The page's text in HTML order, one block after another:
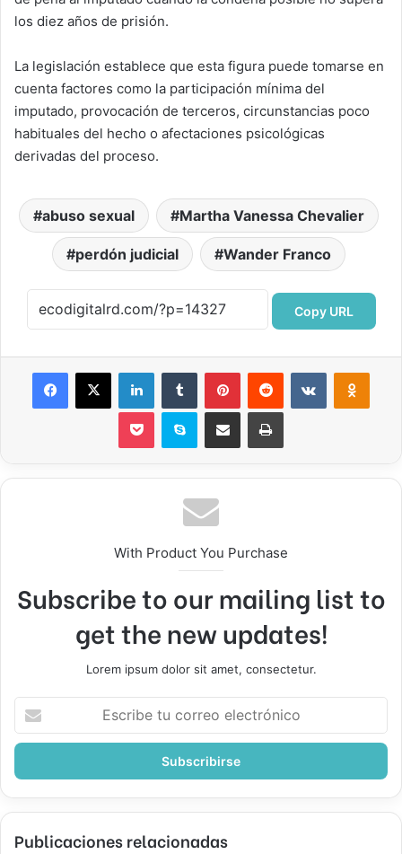
los diez años de prisión.
La legislación establece que esta figura puede tomarse en
cuenta factores como la participación mínima del
imputado, provocación de terceros, circunstancias poco
habituales del hecho o afectaciones psicológicas
derivadas del proceso.
abuso sexual Martha Vanessa Chevalier
perdón judicial Wander Franco
Copy URL
Facebook
X LinkedInTumblr PinterestReddit VKontakte
Pocket Skype Compartir por correo electrónicoImprimir
With Product You Purchase
Subscribe to our mailing list to
get the new updates!
Lorem ipsum dolor sit amet, consectetur.
correo
Publicaciones relacionadas